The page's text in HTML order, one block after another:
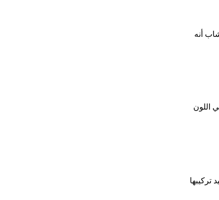
أنه
اللون
تركيبها